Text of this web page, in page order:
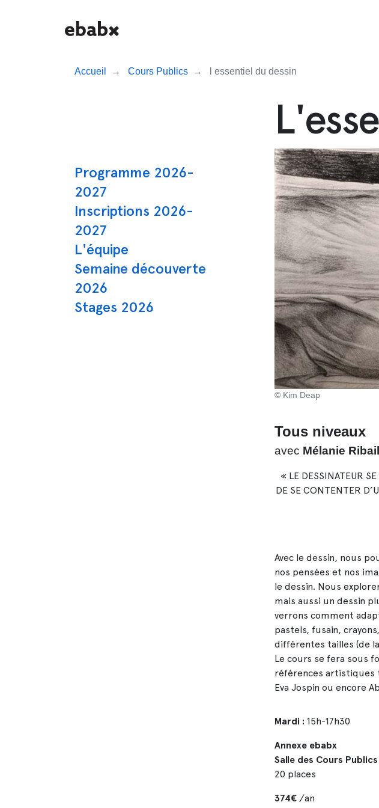
Accueil Cours Publics l essentiel du dessin
Navigation principale
Programme 2026-
2027
Inscriptions 2026-
2027
L'équipe
Semaine découverte
2026
Stages 2026
© Kim Deap
Tous niveaux
avec Mélanie
« LE DESSINATEUR
DE SE CONTENTER
Avec le dessin, nous
nos pensées et nos
le dessin. Nous
mais aussi un dessin
verrons comment
pastels, fusain,
différentes tailles (de
Le cours se fera sous
références artistiques
Eva Jospin ou encore
Mardi : 15h-17h30
Annexe ebabx
Salle des Cours Publics
20 places
374€ /an